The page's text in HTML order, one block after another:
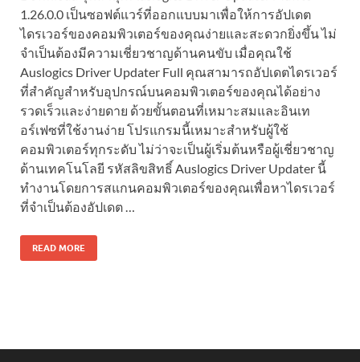
1.26.0.0 เป็นซอฟต์แวร์ที่ออกแบบมาเพื่อให้การอัปเดต
ไดรเวอร์ของคอมพิวเตอร์ของคุณง่ายและสะดวกยิ่งขึ้น ไม่
จำเป็นต้องมีความเชี่ยวชาญด้านคนขับ เมื่อคุณใช้
Auslogics Driver Updater Full คุณสามารถอัปเดตไดรเวอร์
ที่สำคัญสำหรับอุปกรณ์บนคอมพิวเตอร์ของคุณได้อย่าง
รวดเร็วและง่ายดาย ด้วยขั้นตอนที่เหมาะสมและอินเท
อร์เฟซที่ใช้งานง่าย โปรแกรมนี้เหมาะสำหรับผู้ใช้
คอมพิวเตอร์ทุกระดับ ไม่ว่าจะเป็นผู้เริ่มต้นหรือผู้เชี่ยวชาญ
ด้านเทคโนโลยี รหัสลิขสิทธิ์ Auslogics Driver Updater นี้
ทำงานโดยการสแกนคอมพิวเตอร์ของคุณเพื่อหาไดรเวอร์
ที่จำเป็นต้องอัปเดต …
READ MORE